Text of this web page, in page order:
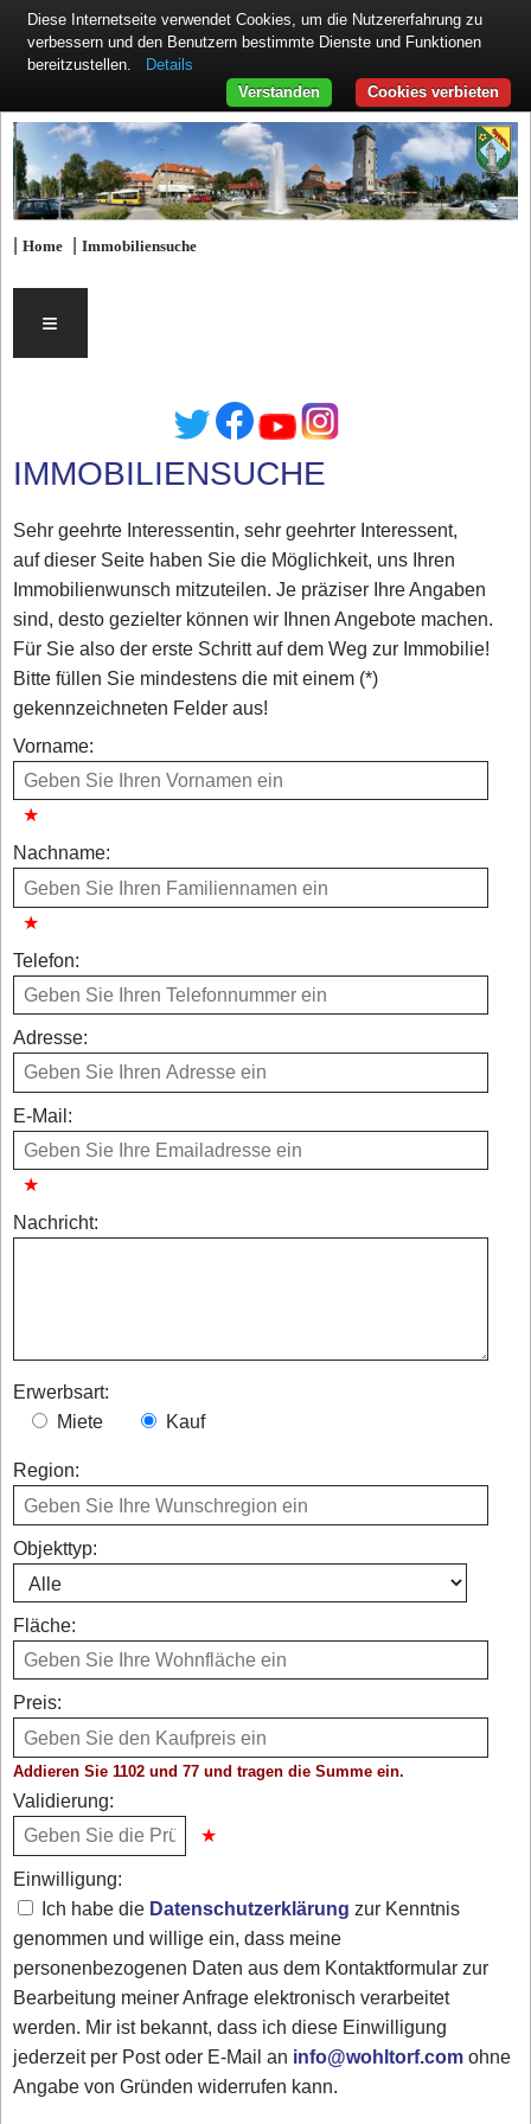
|Home |Immobiliensuche
≡
IMMOBILIENSUCHE
Sehr geehrte Interessentin, sehr geehrter Interessent,
auf dieser Seite haben Sie die Möglichkeit, uns Ihren
Immobilienwunsch mitzuteilen. Je präziser Ihre Angaben
sind, desto gezielter können wir Ihnen Angebote machen.
Für Sie also der erste Schritt auf dem Weg zur Immobilie!
Bitte füllen Sie mindestens die mit einem (*)
gekennzeichneten Felder aus!
Vorname:
Nachname:
Telefon:
Adresse:
E-Mail:
Nachricht:
Erwerbsart:
Miete
Kauf
Region:
Objekttyp:
Fläche:
Preis:
Addieren Sie 1102 und 77 und tragen die Summe ein.
Validierung:
Einwilligung:
Ich habe die Datenschutzerklärung zur Kenntnis
genommen und willige ein, dass meine
personenbezogenen Daten aus dem Kontaktformular zur
Bearbeitung meiner Anfrage elektronisch verarbeitet
werden. Mir ist bekannt, dass ich diese Einwilligung
jederzeit per Post oder E-Mail an info@wohltorf.comohne
Angabe von Gründen widerrufen kann.
Diese Internetseite verwendet Cookies, um die Nutzererfahrung zu
verbessern und den Benutzern bestimmte Dienste und Funktionen
bereitzustellen.
Details
Cookies verbieten
Verstanden